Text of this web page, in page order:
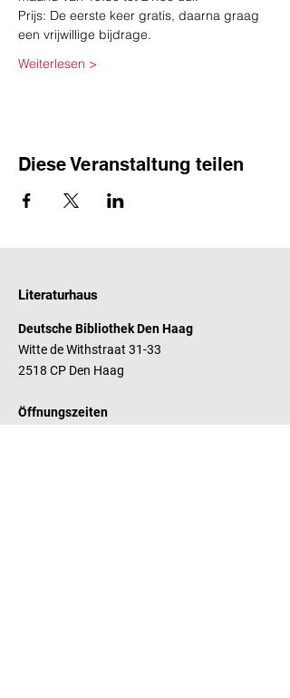
Prijs: De eerste keer gratis, daarna graag
een vrijwillige bijdrage.
Weiterlesen >
Diese Veranstaltung teilen
Literaturhaus
Deutsche Bibliothek Den Haag
Witte de Withstraat 31-33
2518 CP Den Haag
Öffnungszeiten